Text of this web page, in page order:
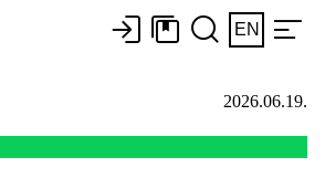
EN
2026.06.19.